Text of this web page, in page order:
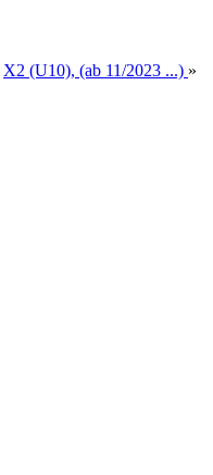
X2 (U10), (ab 11/2023 ...) »